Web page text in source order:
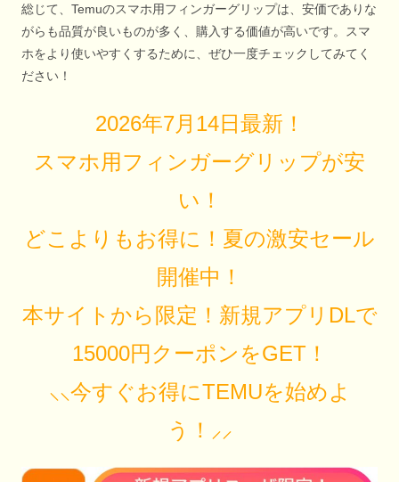
総じて、Temuのスマホ用フィンガーグリップは、安価でありな
がらも品質が良いものが多く、購入する価値が高いです。スマ
ホをより使いやすくするために、ぜひ一度チェックしてみてく
ださい！
2026年7月14日最新！
スマホ用フィンガーグリップが安
い！
どこよりもお得に！夏の激安セール
開催中！
本サイトから限定！新規アプリDLで
15000円クーポンをGET！
⸜⸜今すぐお得にTEMUを始めよ
う！⸝⸝